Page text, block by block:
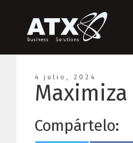
4 julio, 2024
Compártelo: